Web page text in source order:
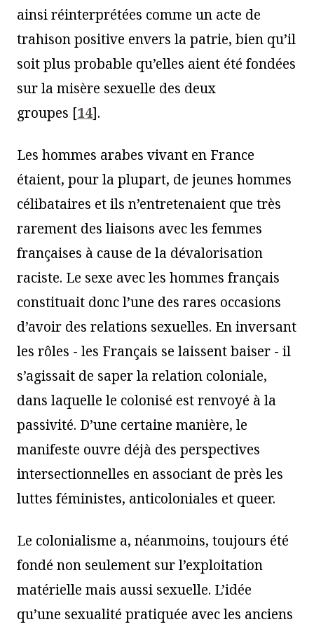
ainsi réinterprétées comme un acte de
trahison positive envers la patrie, bien qu’il
soit plus probable qu’elles aient été fondées
sur la misère sexuelle des deux
groupes [14].
Les hommes arabes vivant en France
étaient, pour la plupart, de jeunes hommes
célibataires et ils n’entretenaient que très
rarement des liaisons avec les femmes
françaises à cause de la dévalorisation
raciste. Le sexe avec les hommes français
constituait donc l’une des rares occasions
d’avoir des relations sexuelles. En inversant
les rôles - les Français se laissent baiser - il
s’agissait de saper la relation coloniale,
dans laquelle le colonisé est renvoyé à la
passivité. D’une certaine manière, le
manifeste ouvre déjà des perspectives
intersectionnelles en associant de près les
luttes féministes, anticoloniales et queer.
Le colonialisme a, néanmoins, toujours été
fondé non seulement sur l’exploitation
matérielle mais aussi sexuelle. L’idée
qu’une sexualité pratiquée avec les anciens